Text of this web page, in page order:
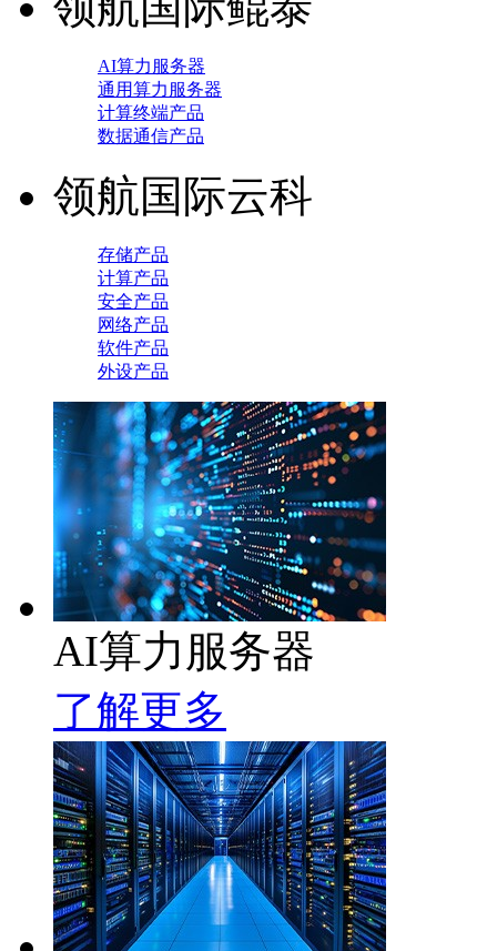
AI算力服务器
通用算力服务器
计算终端产品
数据通信产品
领航国际云科
存储产品
计算产品
安全产品
网络产品
软件产品
外设产品
AI算力服务器
了解更多